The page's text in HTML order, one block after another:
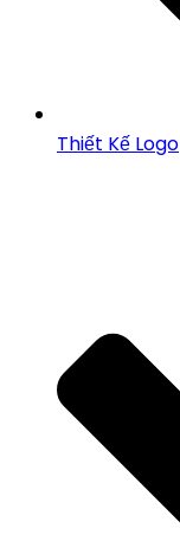
Thiết Kế Logo